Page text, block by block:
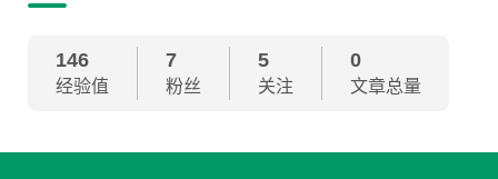
146
经验值
7
粉丝
5
关注
0
文章总量